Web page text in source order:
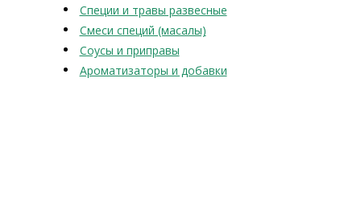
Специи и травы развесные
Смеси специй (масалы)
Соусы и приправы
Ароматизаторы и добавки